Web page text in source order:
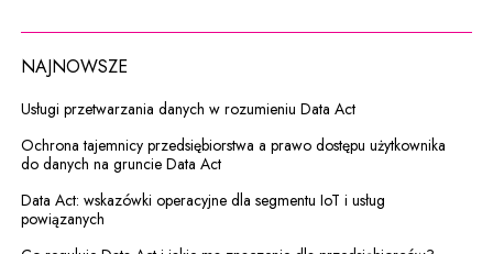
NAJNOWSZE
Usługi przetwarzania danych w rozumieniu Data Act
Ochrona tajemnicy przedsiębiorstwa a prawo dostępu użytkownika
do danych na gruncie Data Act
Data Act: wskazówki operacyjne dla segmentu IoT i usług
powiązanych